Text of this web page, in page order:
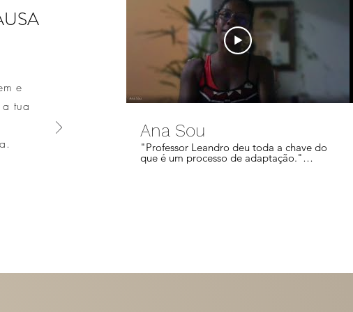
e
tua
Ana Sou
"Professor Leandro deu toda a chave do
que é um processo de adaptação."
Depoimento de Ana Sou sobre a